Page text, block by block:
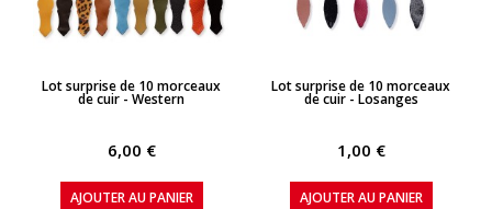
APERÇU RAPIDE
Lot surprise de 10 morceaux
de cuir - Western
6,00 €
AJOUTER AU PANIER
APERÇU RAPIDE
Lot surprise de 10 morceaux
de cuir - Losanges
1,00 €
AJOUTER AU PANIER